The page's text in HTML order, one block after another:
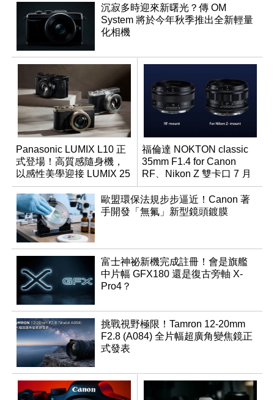
沉寂多時迎來新曙光？傳 OM
System 將於今年秋季推出全新輕量
化相機
Panasonic LUMIX L10 正
式登場！高質感隨身機，
以感性美學迎接 LUMIX 25
週年
福倫達 NOKTON classic
35mm F1.4 for Canon
RF、Nikon Z 雙卡口 7 月
同步登台
歐盟環保法規步步逼近！Canon 著
手開發「無氟」新型鏡頭鍍膜
富士神祕新機完成註冊！會是旗艦
中片幅 GFX180 還是復古旁軸 X-
Pro4？
挑戰視野極限！Tamron 12-20mm
F2.8 (A084) 全片幅超廣角變焦鏡正
式發表